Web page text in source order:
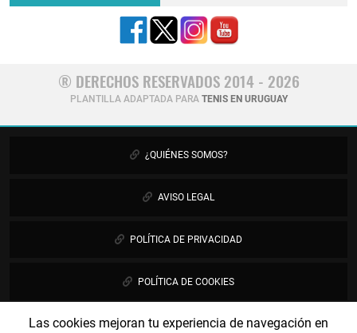
Las cookies mejoran tu experiencia de navegación en
® DERECHOS RESERVADOS 2014 - 2026
PLANTILLA ADAPTADA PARA TENIS EN URUGUAY
¿QUIÉNES SOMOS?
AVISO LEGAL
POLÍTICA DE PRIVACIDAD
POLÍTICA DE COOKIES
PUBLICIDAD